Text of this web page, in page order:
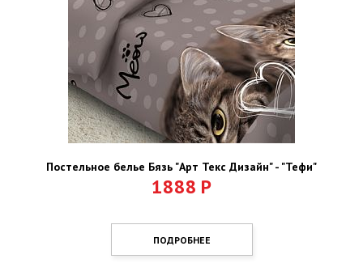
Постельное белье Бязь "Арт Текс Дизайн" - "Тефи"
1888 Р
ПОДРОБНЕЕ